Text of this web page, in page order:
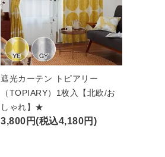
遮光カーテン トピアリー
（TOPIARY）1枚入【北欧/お
しゃれ】★
3,800円(税込4,180円)